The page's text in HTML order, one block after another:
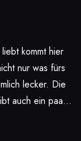
nur was fürs
lecker. Die
auch ein paar
fabelhaft,
das Restaurant